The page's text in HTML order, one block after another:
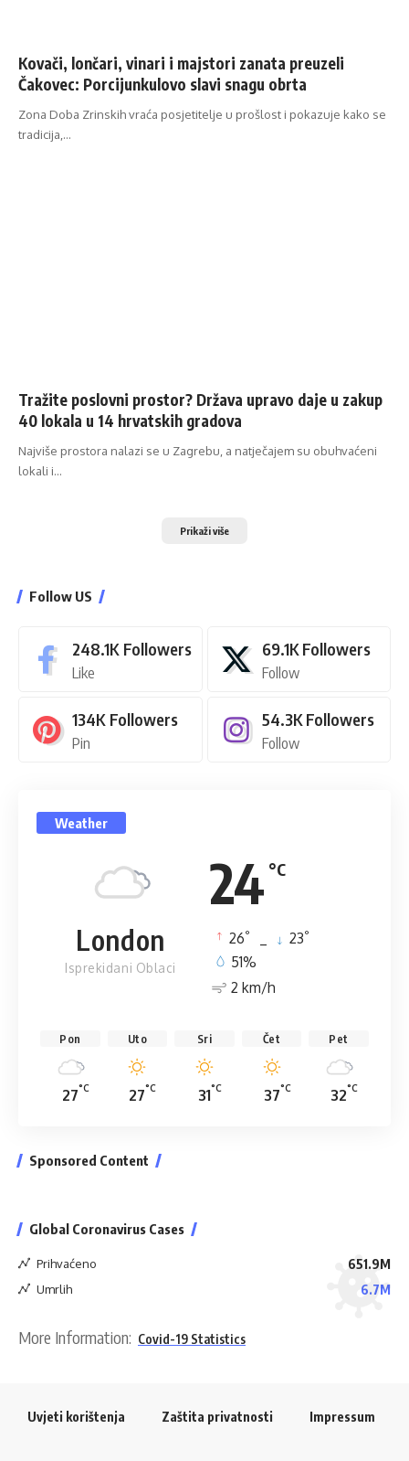
Kovači, lončari, vinari i majstori zanata preuzeli
Čakovec: Porcijunkulovo slavi snagu obrta
Zona Doba Zrinskih vraća posjetitelje u prošlost i pokazuje kako se
tradicija,…
Tražite poslovni prostor? Država upravo daje u zakup
40 lokala u 14 hrvatskih gradova
Najviše prostora nalazi se u Zagrebu, a natječajem su obuhvaćeni
lokali i…
Prikaži više
Follow US
248.1K Followers
Like
69.1K Followers
Follow
134K Followers
Pin
54.3K Followers
Follow
Weather
24 °C
London
Isprekidani Oblaci
26° 23°
51%
2 km/h
Pon
27°C
Uto
27°C
Sri
31°C
Čet
37°C
Pet
32°C
Sponsored Content
Global Coronavirus Cases
Prihvaćeno 651.9M
Umrlih 6.7M
More Information: Covid-19 Statistics
Uvjeti korištenja Zaštita privatnosti Impressum